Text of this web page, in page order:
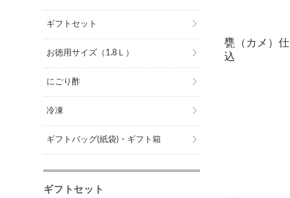
甕（カメ）仕
込
ギフトセット
お徳用サイズ（1.8Ｌ）
にごり酢
冷凍
ギフトバッグ(紙袋)・ギフト箱
ギフトセット